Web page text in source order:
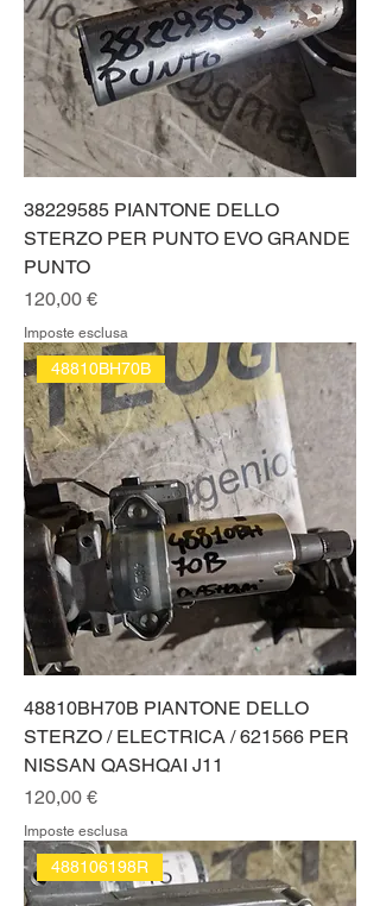
38229585 PIANTONE DELLO
STERZO PER PUNTO EVO GRANDE
PUNTO
Prezzo
120,00 €
Imposte esclusa
48810BH70B
48810BH70B PIANTONE DELLO
STERZO / ELECTRICA / 621566 PER
NISSAN QASHQAI J11
Prezzo
120,00 €
Imposte esclusa
488106198R